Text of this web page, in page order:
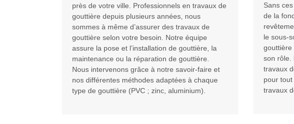
près de votre ville. Professionnels en travaux de
gouttière depuis plusieurs années, nous
sommes à même d’assurer des travaux de
gouttière selon votre besoin. Notre équipe
assure la pose et l’installation de gouttière, la
maintenance ou la réparation de gouttière.
Nous intervenons grâce à notre savoir-faire et
nos différentes méthodes adaptées à chaque
type de gouttière (PVC ; zinc, aluminium).
Sans
de la
le sous-
gouttière
son rôle.
travaux
pour
travaux